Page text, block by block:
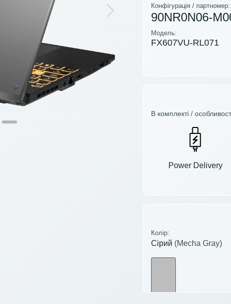
Next
Конфігурація / партномер:
90NR0N06-
Модель:
FX607VU-RL071
В комплекті /
Power Delivery
Колір:
Сірий (Mecha Gray)